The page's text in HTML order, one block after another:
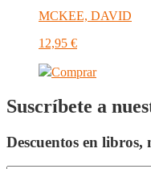
MCKEE, DAVID
12,95 €
Comprar
Suscríbete a
Descuentos en libros,